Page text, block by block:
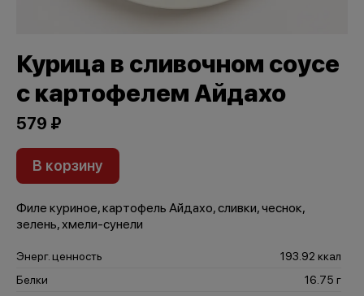
Курица в сливочном соусе
с картофелем Айдахо
579 ₽
В корзину
Филе куриное, картофель Айдахо, сливки, чеснок,
зелень, хмели-сунели
Энерг. ценность
193.92 ккал
Белки
16.75 г